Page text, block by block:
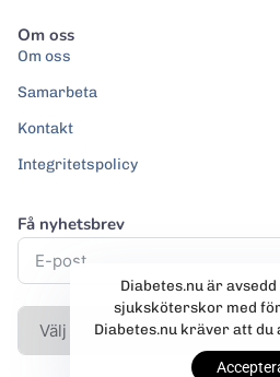
Om oss
Om oss
Samarbeta
Kontakt
Integritetspolicy
Få nyhetsbrev
Diabetes.nu är
sjuksköterskor med
Diabetes.nu kräver att